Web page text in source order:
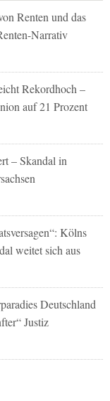
Renten und das
Narrativ
Rekordhoch –
auf 21 Prozent
– Skandal in
Kölns
weitet sich aus
Deutschland
Justiz